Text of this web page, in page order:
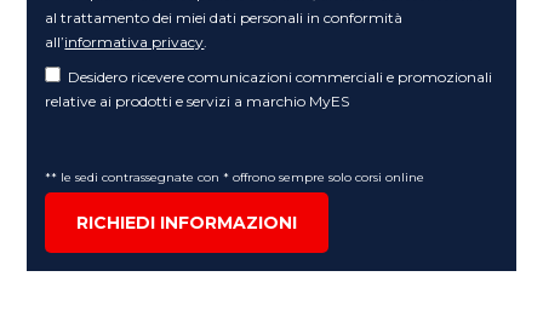
al trattamento dei miei dati personali in conformità
all’informativa privacy
Desidero ricevere comunicazioni commerciali e promozionali
relative ai prodotti e servizi a marchio MyES
** le sedi contrassegnate con * offrono sempre solo corsi online
RICHIEDI INFORMAZIONI